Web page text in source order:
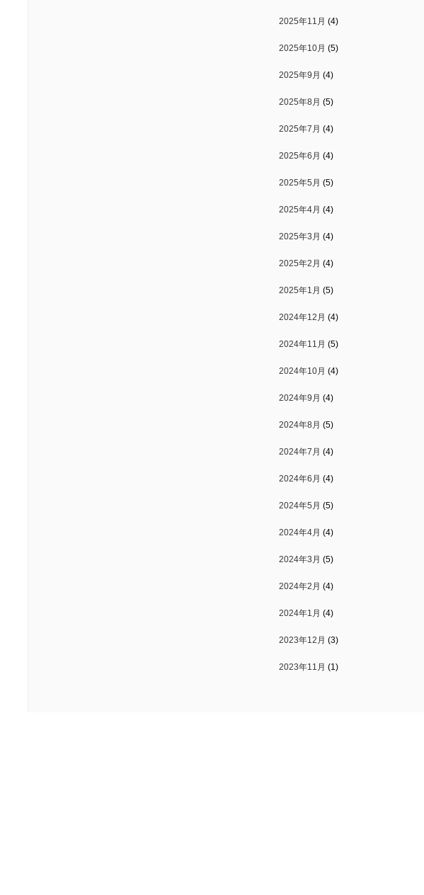
2025年11月 (4)
2025年10月 (5)
2025年9月 (4)
2025年8月 (5)
2025年7月 (4)
2025年6月 (4)
2025年5月 (5)
2025年4月 (4)
2025年3月 (4)
2025年2月 (4)
2025年1月 (5)
2024年12月 (4)
2024年11月 (5)
2024年10月 (4)
2024年9月 (4)
2024年8月 (5)
2024年7月 (4)
2024年6月 (4)
2024年5月 (5)
2024年4月 (4)
2024年3月 (5)
2024年2月 (4)
2024年1月 (4)
2023年12月 (3)
2023年11月 (1)